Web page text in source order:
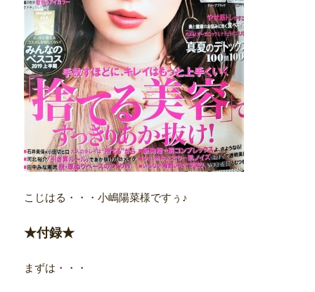
こじはる・・・小嶋陽菜様ですぅ♪
★付録★
まずは・・・